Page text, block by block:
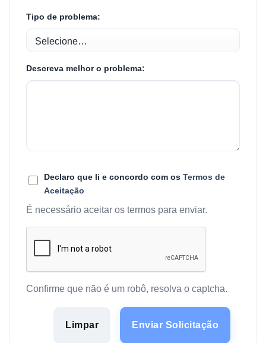
Tipo de problema:
Descreva melhor o problema:
Declaro que li e concordo com os Termos de
Aceitação
É necessário aceitar os termos para enviar.
Confirme que não é um robô, resolva o captcha.
Limpar Enviar Solicitação